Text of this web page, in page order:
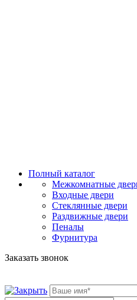
Полный каталог
Межкомнатные
Входные двери
Стеклянные двери
Раздвижные двери
Пеналы
Фурнитура
Заказать звонок